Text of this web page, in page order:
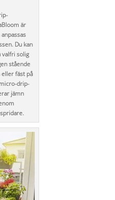
är
Du kan
valfri solig
stående
fäst på
drip-
jämn